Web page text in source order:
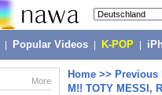
Popular Videos K-POP
More
Home >> Previous
M!! TOTY MESSI,